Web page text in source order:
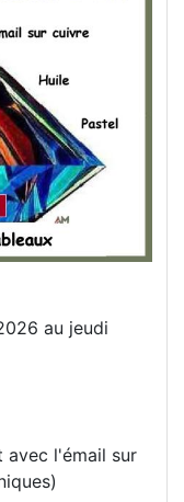
au jeudi
l'émail sur